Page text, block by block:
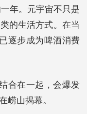
年。元宇宙不只是
的生活方式。在当
逐步成为啤酒消费
合在一起，会爆发
崂山揭幕。